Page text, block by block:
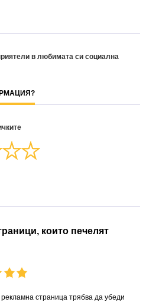
в любимата си социална
които печелят
страница трябва да убеди